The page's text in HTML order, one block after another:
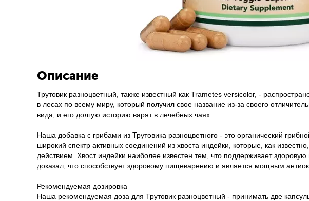
Описание
Трутовик разноцветный, также известный как Trametes versicolor, -
в лесах по всему миру, который получил свое название из-за своего
вида, и его долгую историю варят в лечебных чаях.
Наша добавка с грибами из Трутовика разноцветного - это органический
широкий спектр активных соединений из хвоста индейки, которые, как
действием. Хвост индейки наиболее известен тем, что поддерживает
доказал, что способствует здоровому пищеварению и является мощным
Рекомендуемая дозировка
Наша рекомендуемая доза для Трутовик разноцветный - принимать две